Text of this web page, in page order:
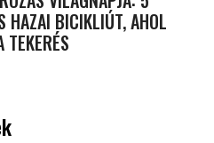
HAZAI BICIKLIÚT, AHOL
TEKERÉS